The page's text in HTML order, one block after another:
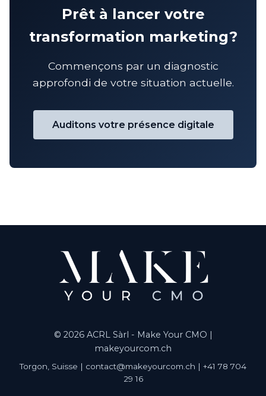
Prêt à lancer votre
transformation marketing?
Commençons par un diagnostic
approfondi de votre situation actuelle.
Auditons votre présence digitale
© 2026 ACRL Sàrl - Make Your CMO |
makeyourcom.ch
Torgon, Suisse | contact@makeyourcom.ch | +41 78 704
29 16